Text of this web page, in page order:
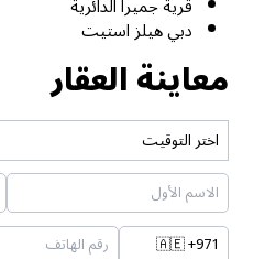
دبي هيلز استيت
معاينة العقار
اختر التوقيت
🇦🇪+971